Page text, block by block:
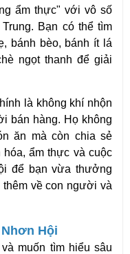
ẩm thực" với vô số
Bạn có thể tìm
bánh bèo, bánh ít lá
ngọt thanh để giải
là không khí nhộn
bán hàng. Họ không
ăn mà còn chia sẻ
ẩm thực và cuộc
để bạn vừa thưởng
về con người và
Hội
muốn tìm hiểu sâu